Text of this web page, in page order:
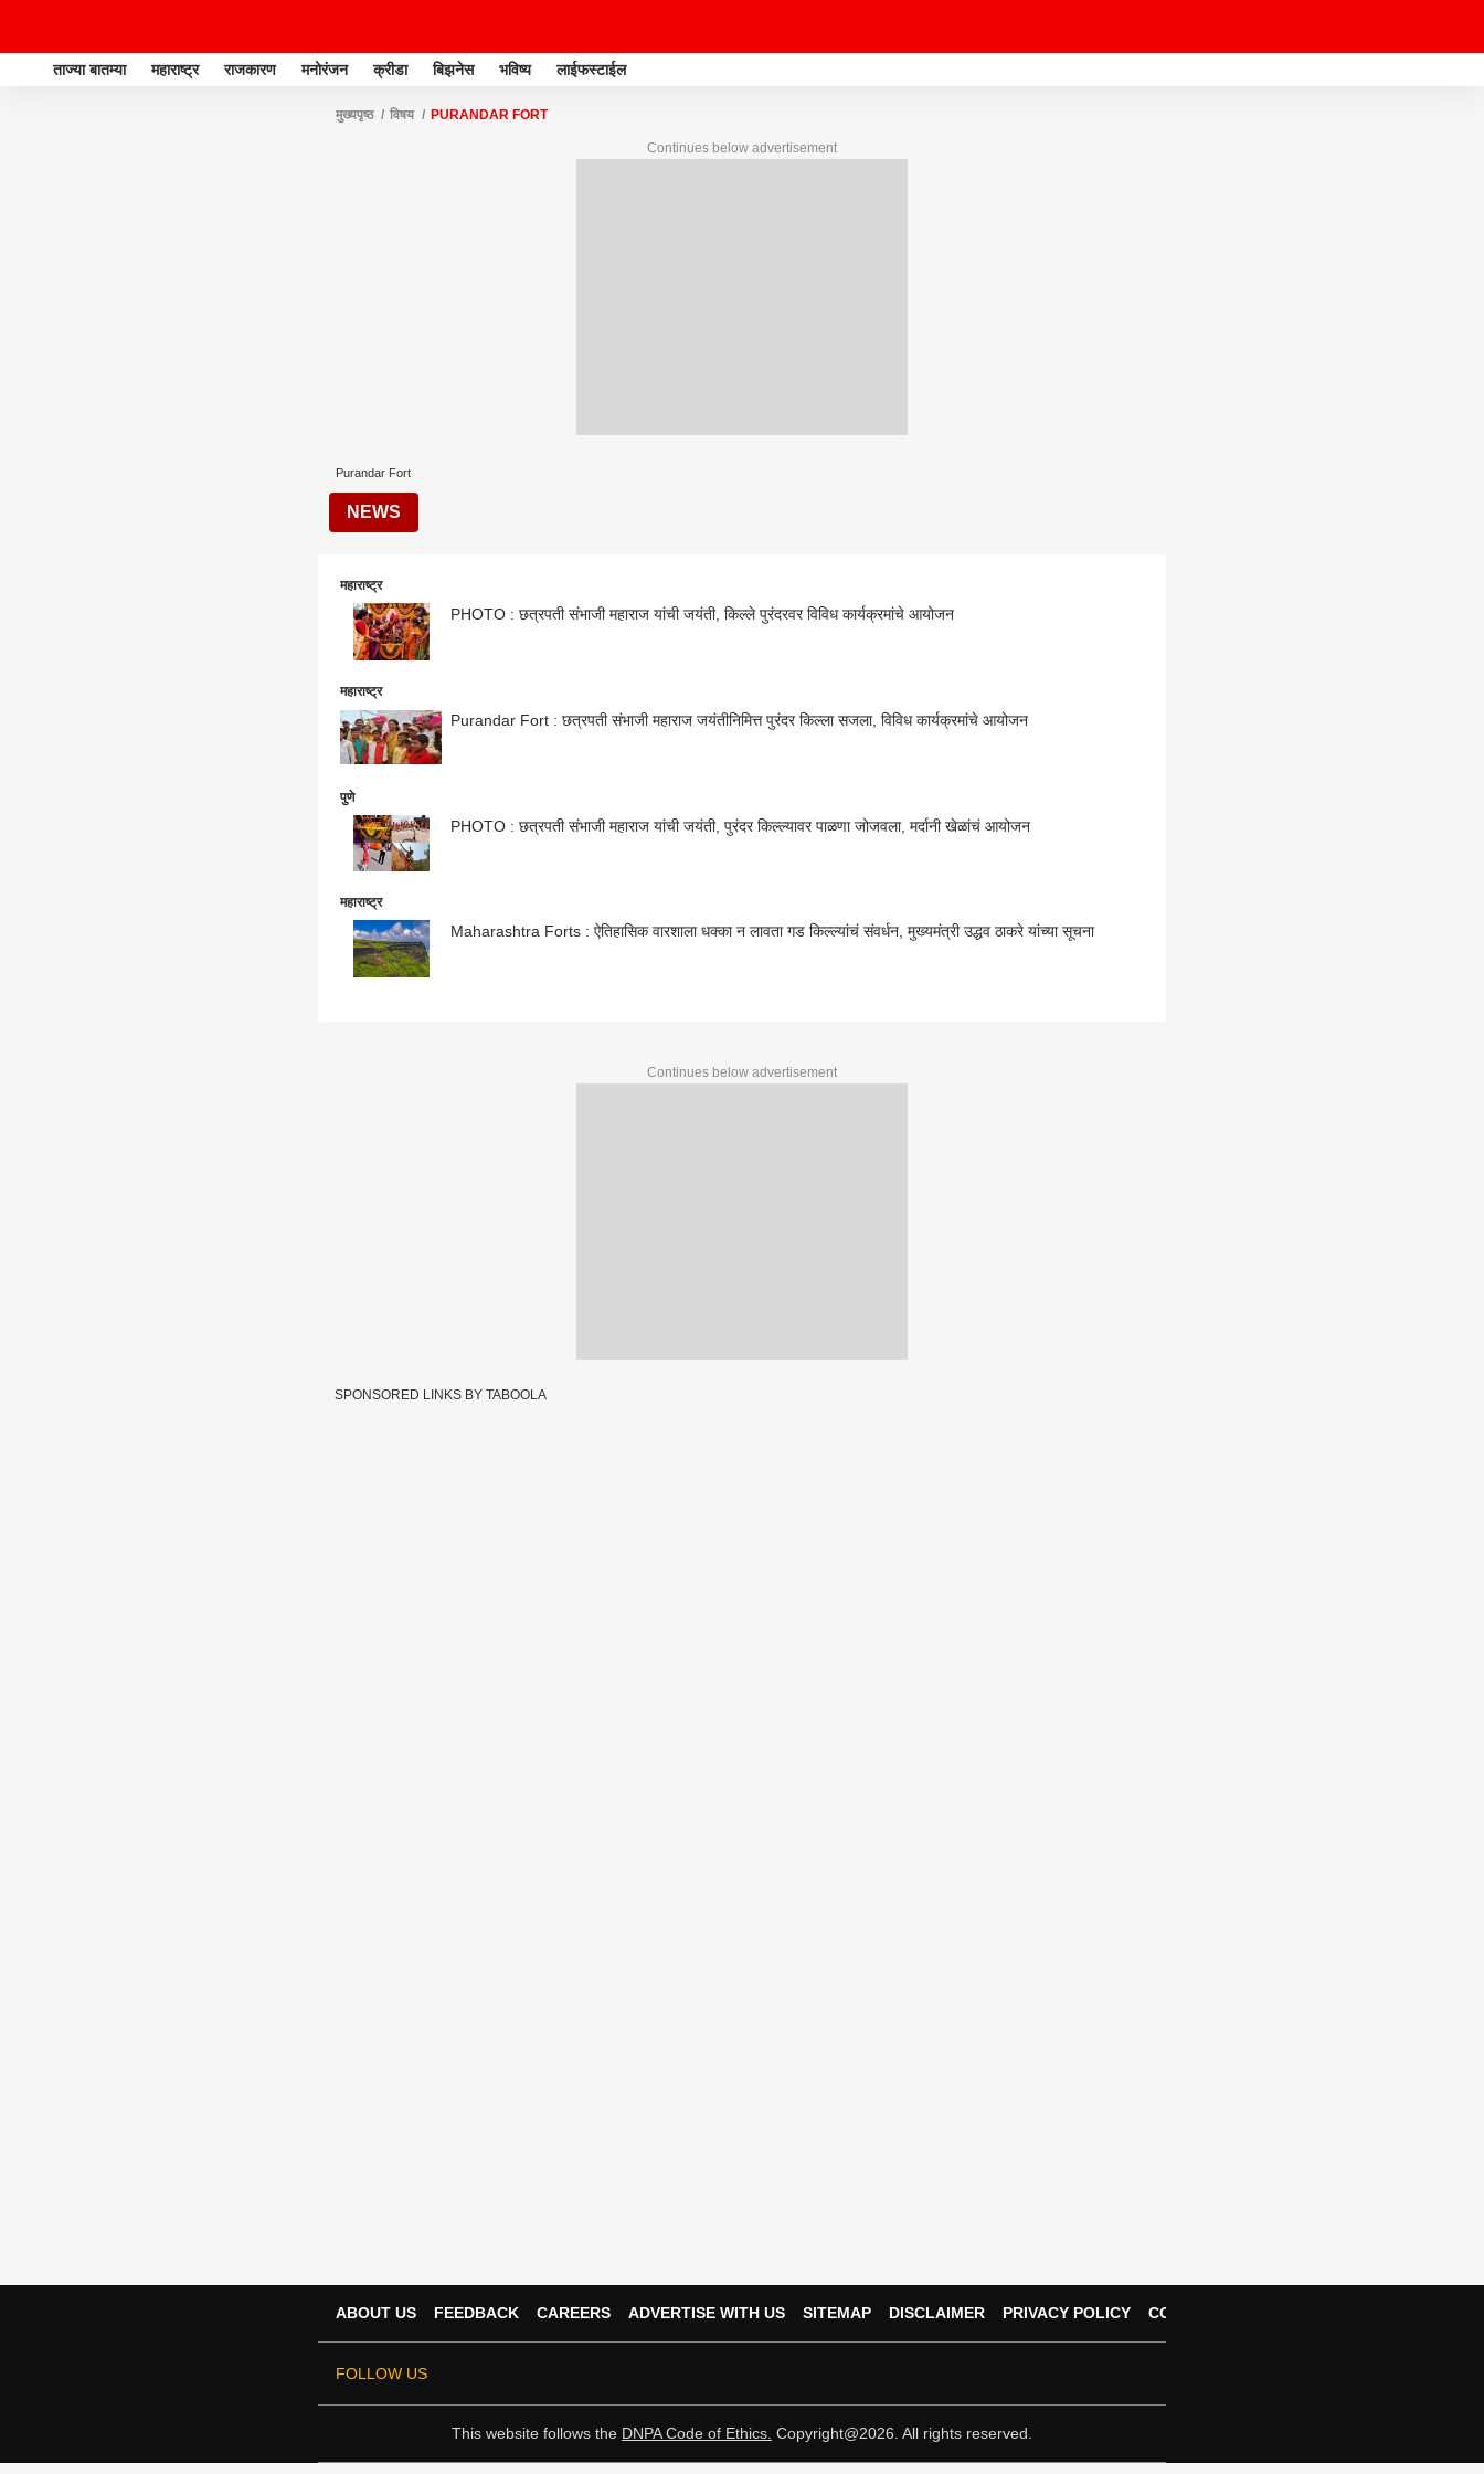
ताज्या बातम्या महाराष्ट्र राजकारण मनोरंजन क्रीडा बिझनेस भविष्य लाईफस्टाईल
मुख्यपृष्ठ विषय PURANDAR FORT
Continues below advertisement
Purandar Fort
NEWS
महाराष्ट्र
PHOTO : छत्रपती संभाजी महाराज यांची जयंती, किल्ले पुरंदरवर विविध कार्यक्रमांचे आयोजन
महाराष्ट्र
Purandar Fort : छत्रपती संभाजी महाराज जयंतीनिमित्त पुरंदर किल्ला सजला, विविध कार्यक्रमांचे आयोजन
पुणे
PHOTO : छत्रपती संभाजी महाराज यांची जयंती, पुरंदर किल्ल्यावर पाळणा जोजवला, मर्दानी खेळांचं आयोजन
महाराष्ट्र
Maharashtra Forts : ऐतिहासिक वारशाला धक्का न लावता गड किल्ल्यांचं संवर्धन, मुख्यमंत्री उद्धव ठाकरे यांच्या सूचना
Continues below advertisement
SPONSORED LINKS BY TABOOLA
ABOUT US FEEDBACK CAREERS ADVERTISE WITH US SITEMAP DISCLAIMER PRIVACY POLICY CONTACT US
FOLLOW US
This website follows the DNPA Code of Ethics. Copyright@2026. All rights reserved.